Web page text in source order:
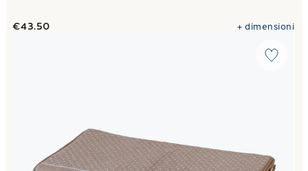
€43.50 +dimensioni